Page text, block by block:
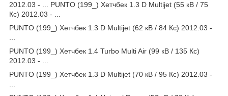
2012.03 - ... PUNTO (199_) Хетчбек 1.3 D Multijet (55 кВ / 75
Кс) 2012.03 - ...
PUNTO (199_) Хетчбек 1.3 D Multijet (62 кВ / 84 Кс) 2012.03 -
...
PUNTO (199_) Хетчбек 1.4 Turbo Multi Air (99 кВ / 135 Кс)
2012.03 - ...
PUNTO (199_) Хетчбек 1.3 D Multijet (70 кВ / 95 Кс) 2012.03 -
...